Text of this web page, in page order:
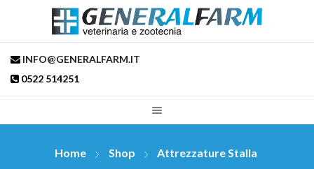
INFO@GENERALFARM.IT
0522 514251
Home Shop Attrezzature Stalla